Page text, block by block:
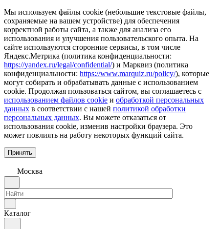
Мы используем файлы cookie (небольшие текстовые файлы,
сохраняемые на вашем устройстве) для обеспечения
корректной работы сайта, а также для анализа его
использования и улучшения пользовательского опыта. На
сайте используются сторонние сервисы, в том числе
Яндекс.Метрика (политика конфиденциальности:
https://yandex.ru/legal/confidential/) и Марквиз (политика
конфиденциальности: https://www.marquiz.ru/policy/), которые
могут собирать и обрабатывать данные с использованием
cookie. Продолжая пользоваться сайтом, вы соглашаетесь с
использованием файлов cookie и обработкой персональных
данных в соответствии с нашей политикой обработки
персональных данных. Вы можете отказаться от
использования cookie, изменив настройки браузера. Это
может повлиять на работу некоторых функций сайта.
Принять
Москва
Каталог